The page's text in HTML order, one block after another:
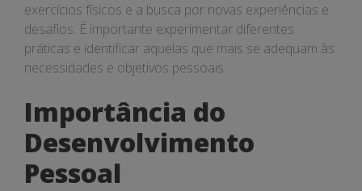
exercícios físicos e a busca por novas experiências e
desafios. É importante experimentar diferentes
práticas e identificar aquelas que mais se adequam às
necessidades e objetivos pessoais.
Importância do
Desenvolvimento
Pessoal